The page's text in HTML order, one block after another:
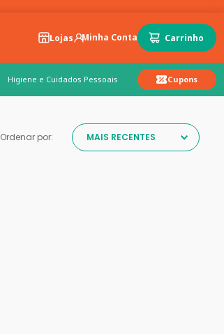
Lojas
Higiene e Cuidados Pessoais Cupons
Ordenar por: MAIS RECENTES